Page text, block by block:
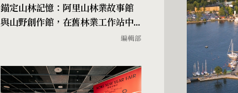
錨定山林記憶：阿里山林業故事館
與山野創作館，在舊林業工作站中
編輯部